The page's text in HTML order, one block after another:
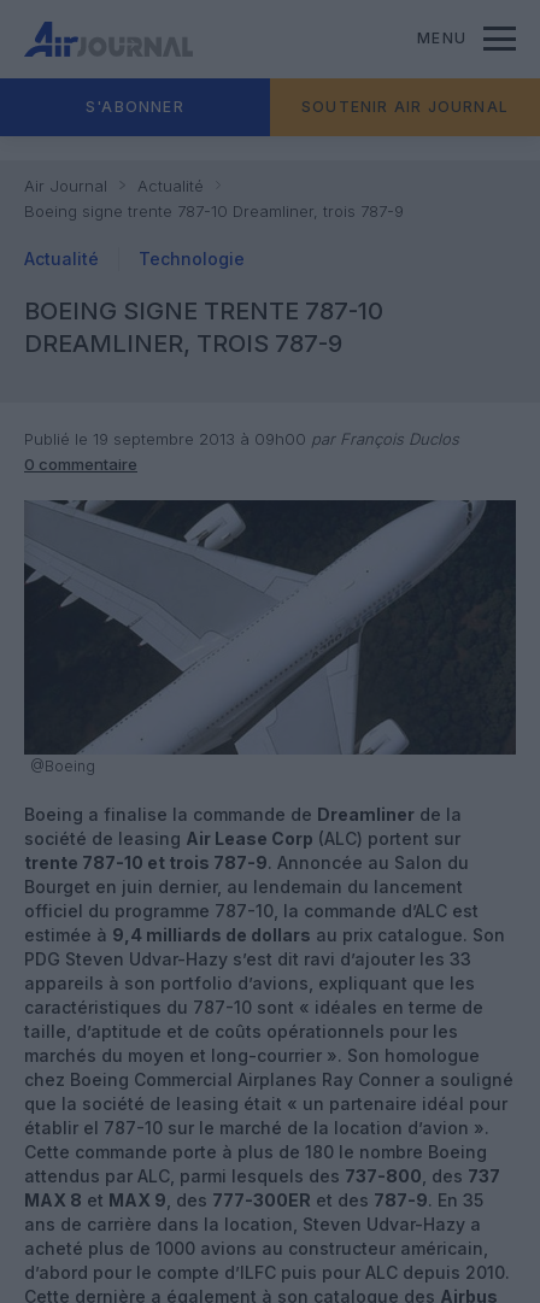
MENU
S'ABONNER SOUTENIR AIR JOURNAL
Air Journal
Actualité
Boeing signe trente 787-10 Dreamliner, trois 787-9
Actualité Technologie
BOEING SIGNE TRENTE 787-10
DREAMLINER, TROIS 787-9
Publié le 19 septembre 2013 à 09h00 par François Duclos
0 commentaire
@Boeing
Boeing a finalise la commande de Dreamliner de la
société de leasing Air Lease Corp (ALC) portent sur
trente 787-10 et trois 787-9. Annoncée au Salon du
Bourget en juin dernier, au lendemain du lancement
officiel du programme 787-10, la commande d’ALC est
estimée à 9,4 milliards de dollars au prix catalogue. Son
PDG Steven Udvar-Hazy s’est dit ravi d’ajouter les 33
appareils à son portfolio d’avions, expliquant que les
caractéristiques du 787-10 sont « idéales en terme de
taille, d’aptitude et de coûts opérationnels pour les
marchés du moyen et long-courrier ». Son homologue
chez Boeing Commercial Airplanes Ray Conner a souligné
que la société de leasing était « un partenaire idéal pour
établir el 787-10 sur le marché de la location d’avion ».
Cette commande porte à plus de 180 le nombre Boeing
attendus par ALC, parmi lesquels des 737-800 , des 737
MAX 8 et MAX 9 , des 777-300ER et des 787-9. En 35
ans de carrière dans la location, Steven Udvar-Hazy a
acheté plus de 1000 avions au constructeur américain,
d’abord pour le compte d’ILFC puis pour ALC depuis 2010.
Cette dernière a également à son catalogue des Airbus